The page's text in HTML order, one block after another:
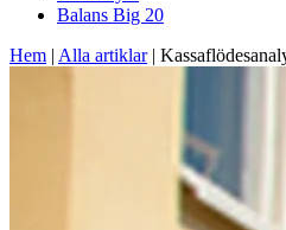
Balans Big 20
Hem | Alla artiklar|